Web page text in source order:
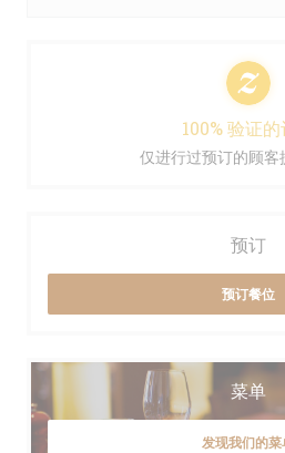
100% 验证
仅进行过预订的顾客
预订
预订餐位
菜单
发现我们的菜